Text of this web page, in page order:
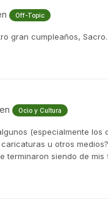
Off-Topic
gran cumpleaños, Sacro.
en Ocio y Cultura
(especialmente los
u otros
siendo de mis